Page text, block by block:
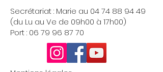
Secrétariat : Marie au 04 74 88 94 49
(du Lu au Ve de 09h00 à 17h00)
Port : 06 79 96 87 70